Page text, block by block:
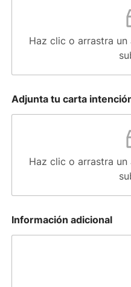
Haz clic o arrastra
Adjunta tu carta
Haz clic o arrastra
Información adicional